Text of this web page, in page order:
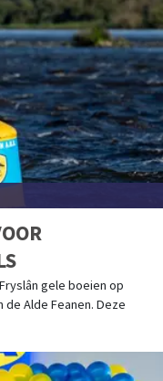
gele boeien op
Alde Feanen. Deze